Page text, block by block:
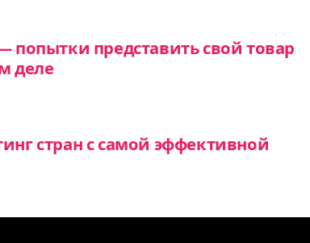
попытки представить свой товар
деле
стран с самой эффективной